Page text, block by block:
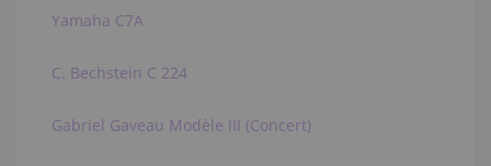
Yamaha C7A
C. Bechstein C 224
Gabriel Gaveau Modèle III (Concert)